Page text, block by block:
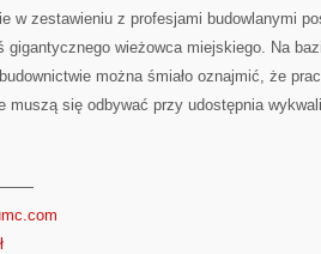
w zestawieniu z profesjami budowlanymi
gigantycznego wieżowca miejskiego. Na
można śmiało oznajmić, że
muszą się odbywać przy udostępnia